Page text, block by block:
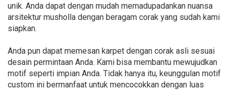
unik. Anda dapat dengan mudah memadupadankan nuansa
arsitektur musholla dengan beragam corak yang sudah kami
siapkan.
Anda pun dapat memesan karpet dengan corak asli sesuai
desain permintaan Anda. Kami bisa membantu mewujudkan
motif seperti impian Anda. Tidak hanya itu, keunggulan motif
custom ini bermanfaat untuk mencocokkan dengan luas